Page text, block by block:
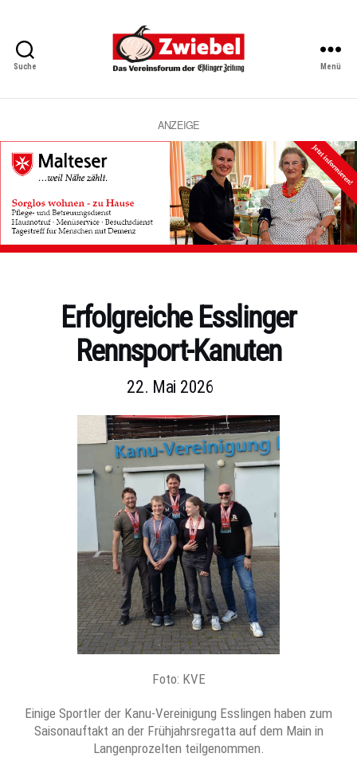
Suche
Vereinsforum
Eßlinger
Zeitung
Menü
ANZEIGE
KategorienErfolgreiche Esslinger
Rennsport-Kanuten
22. Mai 2026
Foto: KVE
Einige Sportler der Kanu-Vereinigung Esslingen haben zum
Saisonauftakt an der Frühjahrsregatta auf dem Main in
Langenprozelten teilgenommen.